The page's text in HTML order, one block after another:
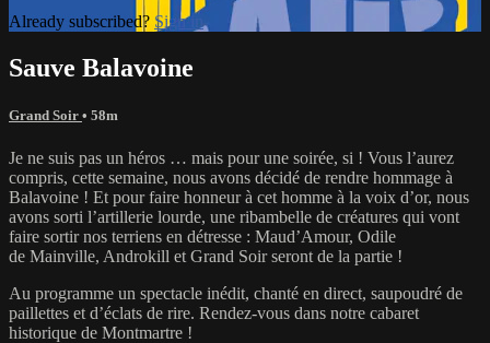
Already subscribed? Sign in
Sauve Balavoine
Grand Soir • 58m
Je ne suis pas un héros … mais pour une soirée, si ! Vous l’aurez
compris, cette semaine, nous avons décidé de rendre hommage à
Balavoine ! Et pour faire honneur à cet homme à la voix d’or, nous
avons sorti l’artillerie lourde, une ribambelle de créatures qui vont
faire sortir nos terriens en détresse : Maud’Amour, Odile
de Mainville, Androkill et Grand Soir seront de la partie !
Au programme un spectacle inédit, chanté en direct, saupoudré de
paillettes et d’éclats de rire. Rendez-vous dans notre cabaret
historique de Montmartre !